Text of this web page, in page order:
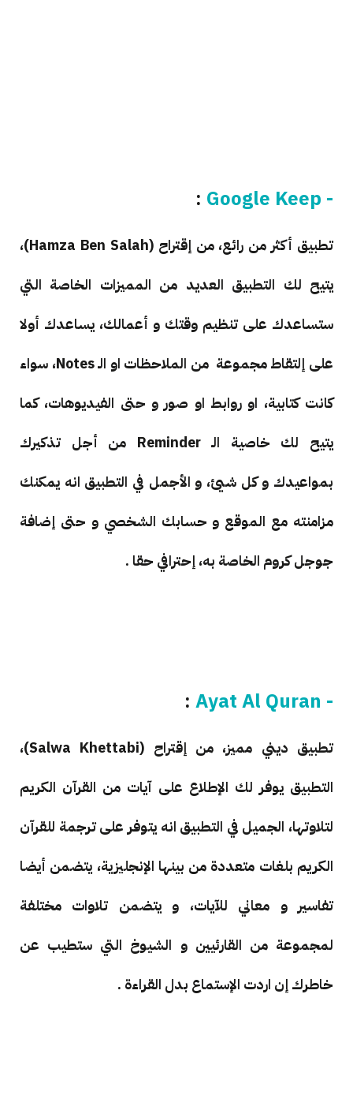
- Google Keep
:
تطبيق أكثر من رائع، من إقتراح (Hamza Ben Salah)،
يتيح لك التطبيق العديد من المميزات الخاصة التي
ستساعدك على تنظيم وقتك و أعمالك، يساعدك أولا
على إلتقاط مجموعة من الملاحظات او الـ Notes، سواء
كانت كتابية، او روابط او صور و حتى الفيديوهات، كما
يتيح لك خاصية الـ Reminder من أجل تذكيرك
بمواعيدك و كل شيئ، و الأجمل في التطبيق انه يمكنك
مزامنته مع الموقع و حسابك الشخصي و حتى إضافة
جوجل كروم الخاصة به، إحترافي حقا .
- Ayat Al Quran
:
تطبيق ديني مميز، من إقتراح (Salwa Khettabi)،
التطبيق يوفر لك الإطلاع على آيات من القرآن الكريم
لتلاوتها، الجميل في التطبيق انه يتوفر على ترجمة للقرآن
الكريم بلغات متعددة من بينها الإنجليزية، يتضمن أيضا
تفاسير و معاني للآيات، و يتضمن تلاوات مختلفة
لمجموعة من القارئيين و الشيوخ التي ستطيب عن
خاطرك إن اردت الإستماع بدل القراءة .